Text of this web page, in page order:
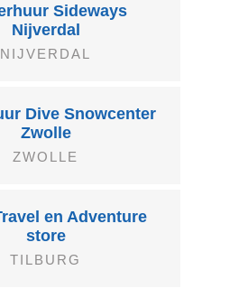
Sideways
Nijverdal
NIJVERDAL
Dive Snowcenter
Zwolle
ZWOLLE
en Adventure
store
TILBURG